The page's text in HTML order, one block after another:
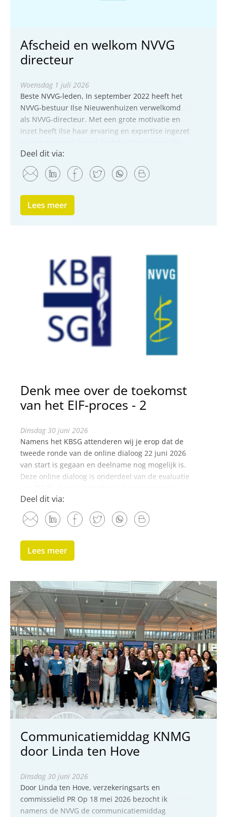
Afscheid en welkom NVVG
directeur
woensdag 1 juli 2026
Beste NVVG-leden, In september 2022 heeft het
NVVG-bestuur Ilse Nieuwenhuizen verwelkomd
als NVVG-directeur. Met een grote motivatie en
inzet heeft Ilse haar ervaring en expertise ingezet
NVVG. Met haar ...
Deel dit via:
Lees meer
Denk mee over de toekomst
van het EIF-proces - 2
dinsdag 30 juni 2026
Namens het KBSG attenderen wij je erop dat de
tweede ronde van de online dialoog 22 juni 2026
van start is gegaan en deelname nog mogelijk is.
Deze online dialoog is onderdeel van de evaluatie
EKE...
Deel dit via:
Lees meer
Communicatiemiddag KNMG
door Linda ten Hove
dinsdag 30 juni 2026
Door Linda ten Hove, verzekeringsarts en
commissielid PR Op 18 mei 2026 bezocht ik
namens de NVVG de communicatiemiddag